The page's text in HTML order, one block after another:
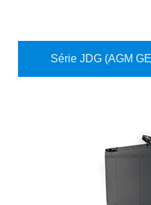
Série JDG (AGM